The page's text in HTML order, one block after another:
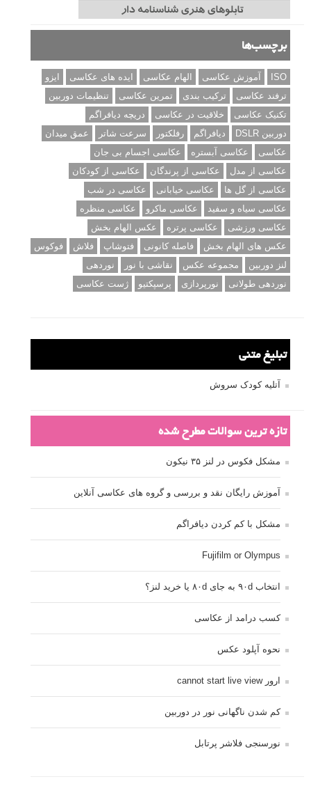
برچسب‌ها
ISO آموزش عکاسی الهام عکاسی ایده های عکاسی
ایزو
ترفند عکاسی
ترکیب بندی تمرین عکاسی
تنظیمات دوربین
تکنیک عکاسی
خلاقیت در عکاسی
دریچه دیافراگم
دوربین DSLR
دیافراگم رفلکتور سرعت شاتر
عمق میدان
عکاسی
عکاسی آبستره
عکاسی اجسام بی جان
عکاسی از مدل
عکاسی از پرندگان
عکاسی از کودکان
عکاسی از گل ها
عکاسی خیابانی
عکاسی در شب
عکاسی سیاه و سفید
عکاسی ماکرو
عکاسی منظره
عکاسی ورزشی
عکاسی پرتره
عکس الهام بخش
عکس های الهام بخش
فاصله کانونی فتوشاپ فلاش
فوکوس
لنز دوربین
مجموعه عکس نقاشی با نور
نوردهی
نوردهی طولانی
نورپردازی پرسپکتیو ژست عکاسی
تبلیغ متنی
آتلیه کودک سروش
تازه ترین سوالات مطرح شده
مشکل فکوس در لنز ۳۵ نیکون
آموزش رایگان نقد و بررسی و گروه های عکاسی آنلاین
مشکل با کم کردن دیافراگم
Fujifilm or Olympus
انتخاب ۹۰d به جای ۸۰d یا خرید لنز؟
کسب درامد از عکاسی
نحوه آپلود عکس
ارور cannot start live view
کم شدن ناگهانی نور در دوربین
نورسنجی فلاشر پرتابل